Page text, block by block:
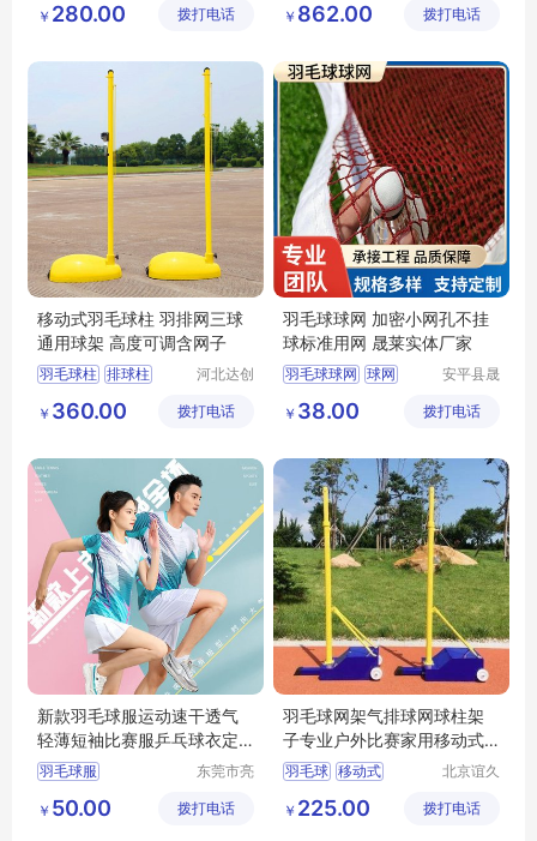
可移动网球柱
制造有限
￥ 280.00 拨打电话
有限公司
￥ 862.00 拨打电话
移动式羽毛球柱 羽排网三球
通用球架 高度可调含网子
羽毛球柱 排球柱
移动式羽毛球柱
河北达创
有限公司
￥ 360.00 拨打电话
羽毛球球网 加密小网孔不挂
球标准用网 晟莱实体厂家
羽毛球球网 球网
安平县晟
造有限公
￥ 38.00 拨打电话
新款羽毛球服运动速干透气
轻薄短袖比赛服乒乓球衣定
制印字
羽毛球服
透气羽毛球服
东莞市亮
限公司
￥ 50.00 拨打电话
羽毛球网架气排球网球柱架
子专业户外比赛家用移动式
标准便携沙滩
羽毛球 移动式
北京谊久
公司
￥ 225.00 拨打电话